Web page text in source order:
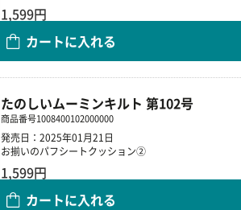
1,599円
カートに入れる
たのしいムーミンキルト 第102号
商品番号1008400102000000
発売日：2025年01月21日
お揃いのパフシートクッション②
1,599円
カートに入れる